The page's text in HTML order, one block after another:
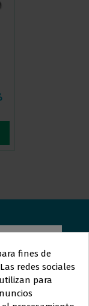
en
y ayudarle
información
fines de
redes sociales
para